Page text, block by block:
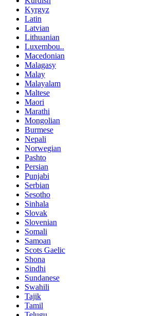
Kyrgyz
Latin
Latvian
Lithuanian
Luxembou..
Macedonian
Malagasy
Malay
Malayalam
Maltese
Maori
Marathi
Mongolian
Burmese
Nepali
Norwegian
Pashto
Persian
Punjabi
Serbian
Sesotho
Sinhala
Slovak
Slovenian
Somali
Samoan
Scots Gaelic
Shona
Sindhi
Sundanese
Swahili
Tajik
Tamil